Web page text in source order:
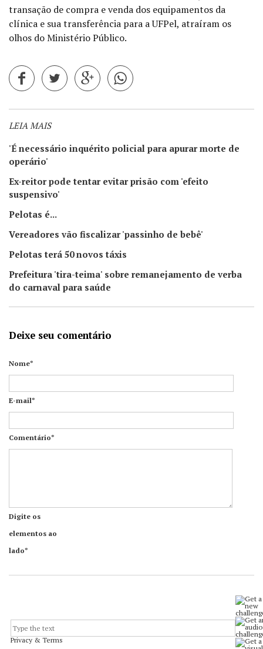
transação de compra e venda dos equipamentos da
clínica e sua transferência para a UFPel, atraíram os
olhos do Ministério Público.
LEIA MAIS
'É necessário inquérito policial para apurar morte de
operário'
Ex-reitor pode tentar evitar prisão com 'efeito
suspensivo'
Pelotas é...
Vereadores vão fiscalizar 'passinho de bebê'
Pelotas terá 50 novos táxis
Prefeitura 'tira-teima' sobre remanejamento de verba
do carnaval para saúde
Deixe seu comentário
Nome*
E-mail*
Comentário*
Digite os
elementos ao
lado*
Privacy & Terms